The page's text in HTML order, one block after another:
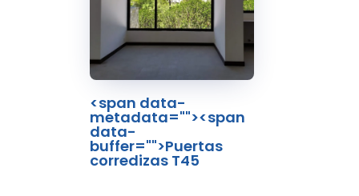
<span data-
metadata=""><span
data-
buffer="">Puertas
corredizas T45